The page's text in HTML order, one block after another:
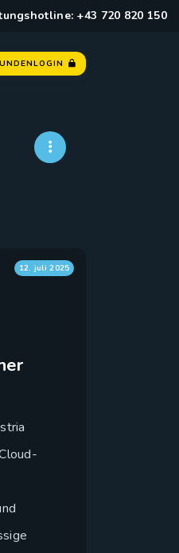
+43 720 820 150
12. juli 2025